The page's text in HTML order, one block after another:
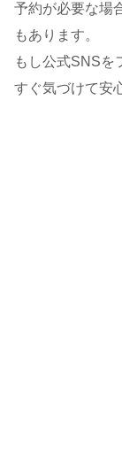
予約が必要な場
もあります。
もし公式SNSを
すぐ気づけて安